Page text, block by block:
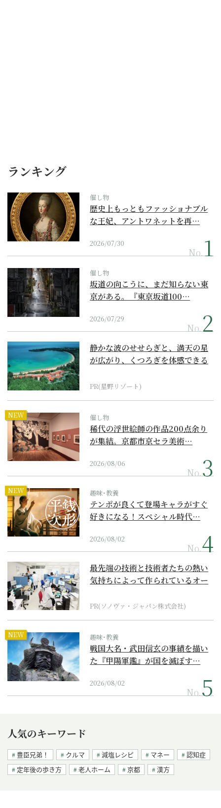
ランキング
催し物
歴史上もっともファッショナブル
な王妃、アントワネットを再…
2026/07/30
No.
催し物
坂道の向こうに、まだ知らない東
京がある。『東京坂道100…
2026/07/29
No.
静かな波のせせらぎと、満天の星
が広がり、くつろぎを体感できる
PR(星野リゾート)
NEW 催し物
稀代の浮世絵師の作品200点余り
が集結。京都市京セラ美術…
2026/08/06
No.
NEW 趣味･教養
テンポが良くて登場キャラがすぐ
好きになる！スペシャル時代…
2026/08/02
No.
最先端の技術と技術者たちの熱い
気持ちによって作られているオー
PR(ソノヴァ・ジャパン株式会社)
NEW 趣味･教養
戦国大名・武田信玄の事績を描い
た『甲陽軍鑑』が国を滅ぼす…
2026/08/02
No.
人気のキーワード
豊臣兄弟！ クルマ 減塩レシピ マネー
認知症
定年後の歩き方
老人ホーム 京都 漢方